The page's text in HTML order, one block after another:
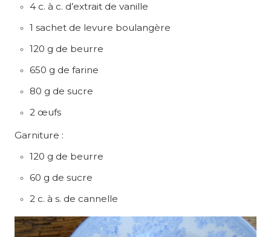
4 c. à c. d’extrait de vanille
1 sachet de levure boulangère
120 g de beurre
650 g de farine
80 g de sucre
2 œufs
Garniture :
120 g de beurre
60 g de sucre
2 c. à s. de cannelle